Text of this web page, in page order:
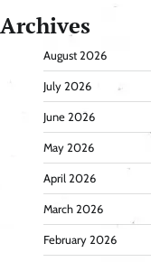
Archives
August 2026
July 2026
June 2026
May 2026
April 2026
March 2026
February 2026